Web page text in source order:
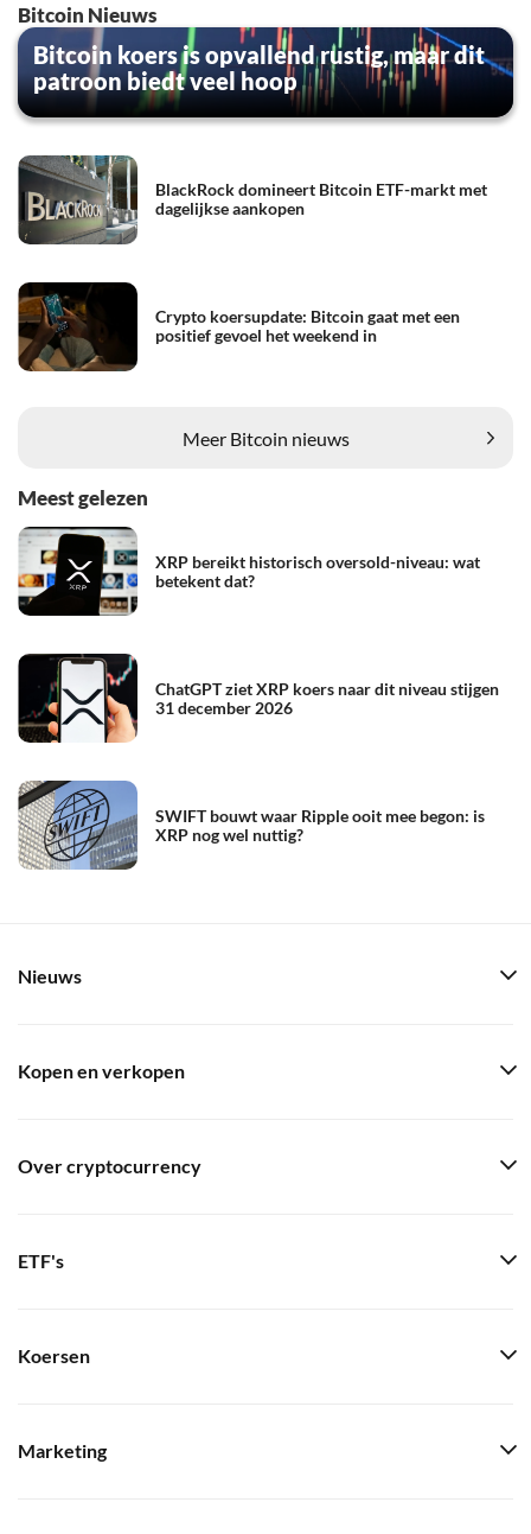
Bitcoin Nieuws
Bitcoin koers is opvallend rustig, maar dit
patroon biedt veel hoop
BlackRock domineert Bitcoin ETF-markt met
dagelijkse aankopen
Crypto koersupdate: Bitcoin gaat met een
positief gevoel het weekend in
Meer Bitcoin nieuws
Meest gelezen
XRP bereikt historisch oversold-niveau: wat
betekent dat?
ChatGPT ziet XRP koers naar dit niveau stijgen
31 december 2026
SWIFT bouwt waar Ripple ooit mee begon: is
XRP nog wel nuttig?
Nieuws
Kopen en verkopen
Over cryptocurrency
ETF's
Koersen
Marketing